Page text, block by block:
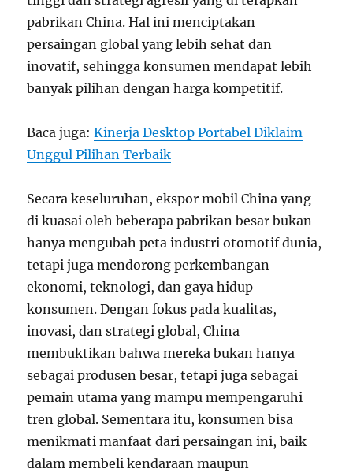
pabrikan China. Hal ini menciptakan
persaingan global yang lebih sehat dan
inovatif, sehingga konsumen mendapat lebih
banyak pilihan dengan harga kompetitif.
Baca juga:Kinerja Desktop Portabel Diklaim
Unggul Pilihan Terbaik
Secara keseluruhan, ekspor mobil China yang
di kuasai oleh beberapa pabrikan besar bukan
hanya mengubah peta industri otomotif dunia,
tetapi juga mendorong perkembangan
ekonomi, teknologi, dan gaya hidup
konsumen. Dengan fokus pada kualitas,
inovasi, dan strategi global, China
membuktikan bahwa mereka bukan hanya
sebagai produsen besar, tetapi juga sebagai
pemain utama yang mampu mempengaruhi
tren global. Sementara itu, konsumen bisa
menikmati manfaat dari persaingan ini, baik
dalam membeli kendaraan maupun